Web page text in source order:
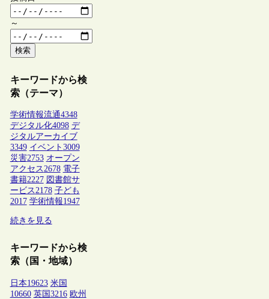
～
検索
キーワードから検
索（テーマ）
学術情報流通4348
デジタル化4098 デ
ジタルアーカイブ
3349 イベント 3009
災害2753 オープン
アクセス2678 電子
書籍2227 図書館サ
ービス2178 子ども
2017 学術情報1947
続きを見る
キーワードから検
索（国・地域）
日本19623 米国
10660 英国3216 欧州